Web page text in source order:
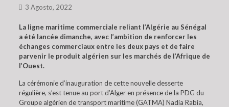
3 Agosto, 2022
La ligne maritime commerciale reliant l’Algérie au Sénégal
a été lancée dimanche, avec l’ambition de renforcer les
échanges commerciaux entre les deux pays et de faire
parvenir le produit algérien sur les marchés de l’Afrique de
l’Ouest.
La cérémonie d’inauguration de cette nouvelle desserte
régulière, s’est tenue au port d’Alger en présence de la PDG du
Groupe algérien de transport maritime (GATMA) Nadia Rabia,